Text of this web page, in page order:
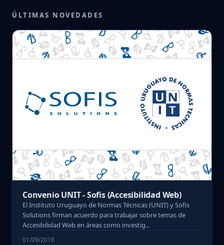
ÚLTIMAS NOVEDADES
Convenio UNIT - Sofis (Accesibilidad Web)
El Instituto Uruguayo de Normas Técnicas (UNIT) y Sofis
Solutions firman acuerdo para trabajar sobre temas de
Accesibilidad Web en áreas como investig...
01/09/2016